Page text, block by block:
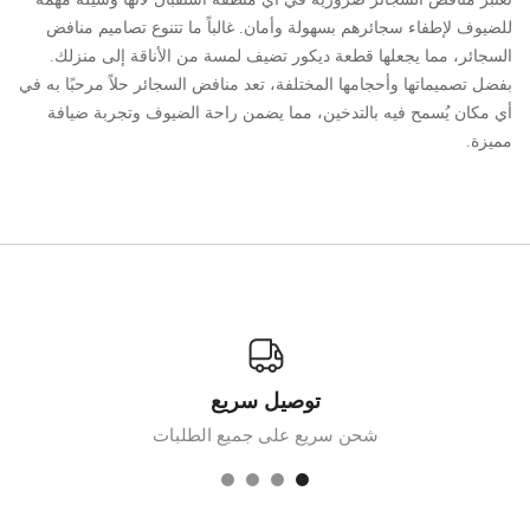
للضيوف لإطفاء سجائرهم بسهولة وأمان. غالباً ما تتنوع تصاميم منافض
السجائر، مما يجعلها قطعة ديكور تضيف لمسة من الأناقة إلى منزلك.
بفضل تصميماتها وأحجامها المختلفة، تعد منافض السجائر حلاً مرحبًا به في
أي مكان يُسمح فيه بالتدخين، مما يضمن راحة الضيوف وتجربة ضيافة
مميزة.
توصيل سريع
شحن سريع على جميع الطلبات